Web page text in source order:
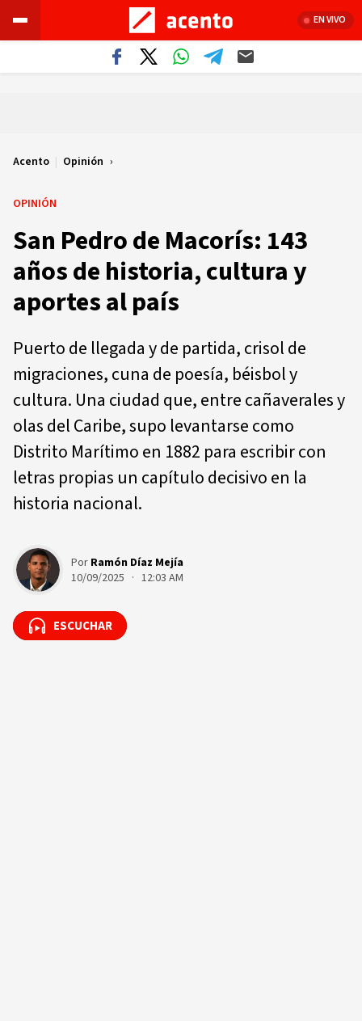
EN VIVO
Acento | Opinión
OPINIÓN
San Pedro de Macorís: 143
años de historia, cultura y
aportes al país
Puerto de llegada y de partida, crisol de
migraciones, cuna de poesía, béisbol y
cultura. Una ciudad que, entre cañaverales y
olas del Caribe, supo levantarse como
Distrito Marítimo en 1882 para escribir con
letras propias un capítulo decisivo en la
historia nacional.
Por Ramón Díaz Mejía
10/09/2025 · 12:03 AM
ESCUCHAR
ESCUCHAR